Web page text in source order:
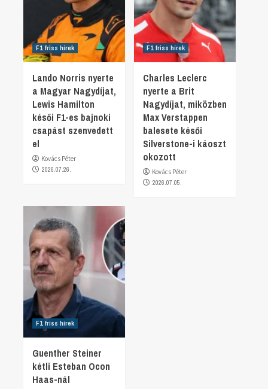
F1 friss hírek
Lando Norris nyerte
a Magyar Nagydíjat,
Lewis Hamilton
késői F1-es bajnoki
csapást szenvedett
el
Kovács Péter
2026.07.26.
F1 friss hírek
Charles Leclerc
nyerte a Brit
Nagydíjat, miközben
Max Verstappen
balesete késői
Silverstone-i káoszt
okozott
Kovács Péter
2026.07.05.
F1 friss hírek
Guenther Steiner
kétli Esteban Ocon
Haas-nál